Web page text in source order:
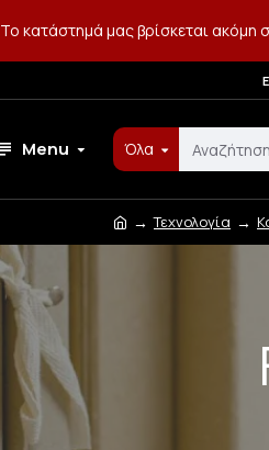
Το κατάστημά μας βρίσκεται ακόμη
Menu Όλα
Τεχνολογία